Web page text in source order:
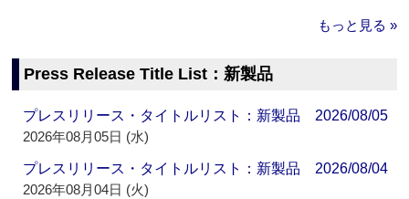
もっと見る »
Press Release Title List：新製品
プレスリリース・タイトルリスト：新製品 2026/08/05
2026年08月05日 (水)
プレスリリース・タイトルリスト：新製品 2026/08/04
2026年08月04日 (火)